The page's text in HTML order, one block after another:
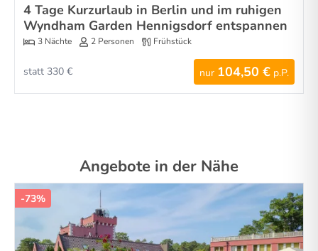
4 Tage Kurzurlaub in Berlin und im ruhigen
Wyndham Garden Hennigsdorf entspannen
3 Nächte 2 Personen Frühstück
nur 104,50 € p.P.
statt 330 €
Angebote in der Nähe
-73%